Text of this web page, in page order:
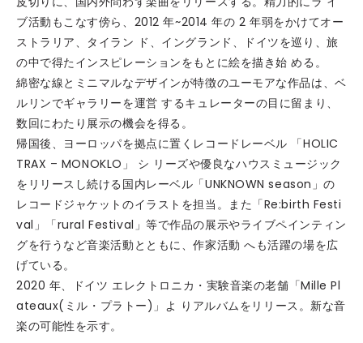
ブ活動もこなす傍ら、2012 年~2014 年の 2 年弱をかけてオー
ストラリア、タイラン ド、イングランド、ドイツを巡り、旅
の中で得たインスピレーションをもとに絵を描き始 める。
綿密な線とミニマルなデザインが特徴のユーモアな作品は、ベ
ルリンでギャラリーを運営 するキュレーターの目に留まり、
数回にわたり展示の機会を得る。
帰国後、ヨーロッパを拠点に置くレコードレーベル 「HOLIC
TRAX – MONOKLO」 シ リーズや優良なハウスミュージック
をリリースし続ける国内レーベル「UNKNOWN season」の
レコードジャケットのイラストを担当。また「Re:birth Festi
val」「rural Festival」等で作品の展示やライブペインティン
グを行うなど音楽活動とともに、作家活動 へも活躍の場を広
げている。
2020 年、ドイツ エレクトロニカ・実験音楽の老舗「Mille Pl
ateaux(ミル・プラトー)」よ りアルバムをリリース。新な音
楽の可能性を示す。